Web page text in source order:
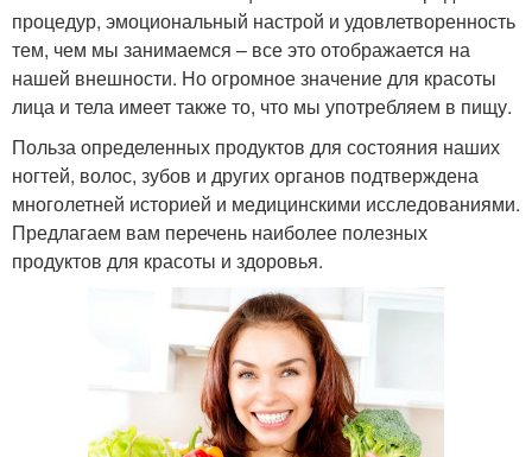
процедур, эмоциональный настрой и удовлетворенность
тем, чем мы занимаемся – все это отображается на
нашей внешности. Но огромное значение для красоты
лица и тела имеет также то, что мы употребляем в пищу.
Польза определенных продуктов для состояния наших
ногтей, волос, зубов и других органов подтверждена
многолетней историей и медицинскими исследованиями.
Предлагаем вам перечень наиболее полезных
продуктов для красоты и здоровья.